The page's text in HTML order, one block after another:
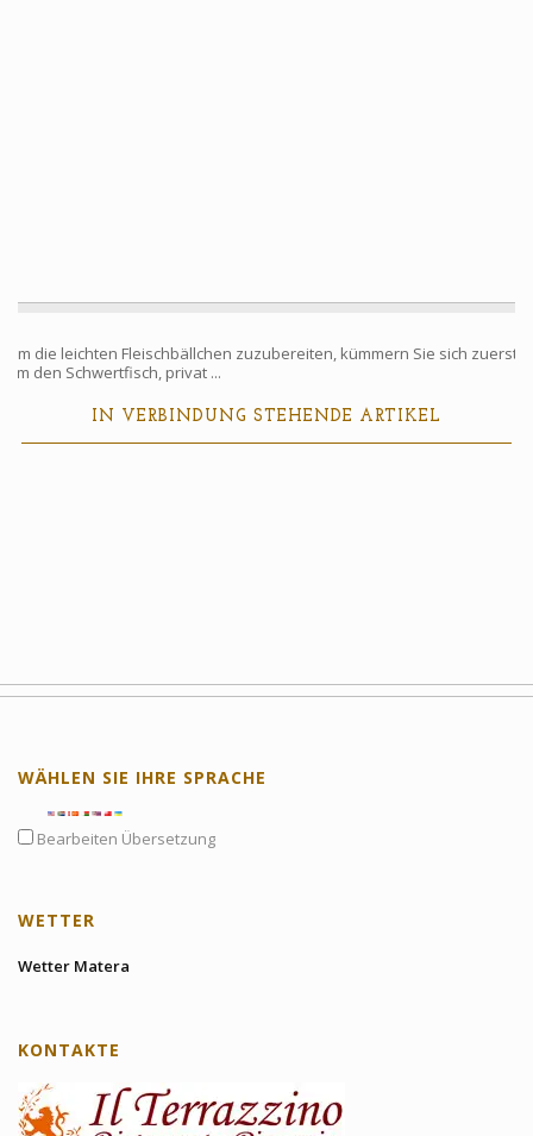
Um die leichten Fleischbällchen zuzubereiten, kümmern Sie sich zuerst
um den Schwertfisch, privat ...
IN VERBINDUNG STEHENDE ARTIKEL
WÄHLEN SIE IHRE SPRACHE
Bearbeiten Übersetzung
WETTER
Wetter Matera
KONTAKTE